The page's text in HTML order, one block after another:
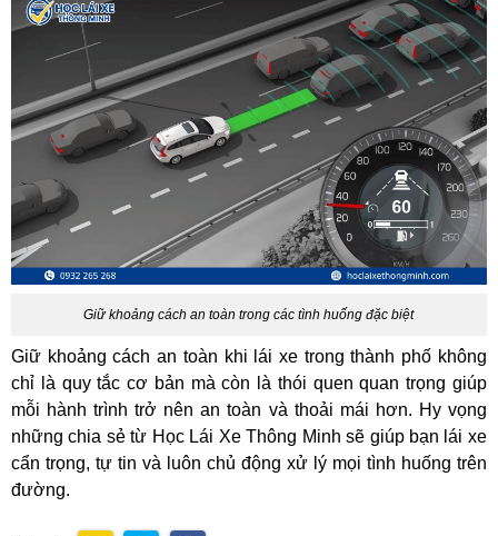
Giữ khoảng cách an toàn trong các tình huống đặc biệt
Giữ khoảng cách an toàn khi lái xe trong thành phố không
chỉ là quy tắc cơ bản mà còn là thói quen quan trọng giúp
mỗi hành trình trở nên an toàn và thoải mái hơn. Hy vọng
những chia sẻ từ Học Lái Xe Thông Minh sẽ giúp bạn lái xe
cẩn trọng, tự tin và luôn chủ động xử lý mọi tình huống trên
đường.